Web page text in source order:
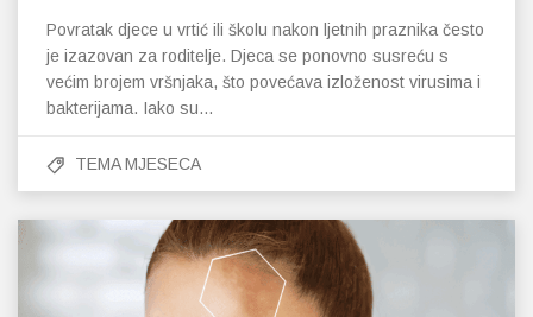
Povratak djece u vrtić ili školu nakon ljetnih praznika često
je izazovan za roditelje. Djeca se ponovno susreću s
većim brojem vršnjaka, što povećava izloženost virusima i
bakterijama. Iako su…
TEMA MJESECA